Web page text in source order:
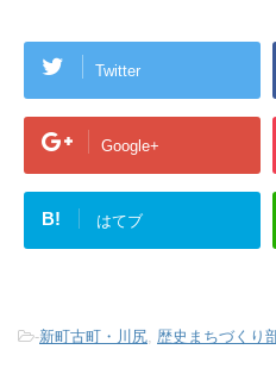
Twitter
Google+
B! はてブ
-新町古町・川尻 歴史まちづくり